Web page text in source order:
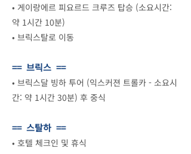
• 게이랑에르 피요르드 크루즈 탑승 (소요시간:
약 1시간 10분)
• 브릭스탈로 이동
== 브릭스 ==
• 브릭스달 빙하 투어 (익스커젼 트롤카 - 소요시
간: 약 1시간 30분) 후 중식
== 스탈하 ==
• 호텔 체크인 및 휴식